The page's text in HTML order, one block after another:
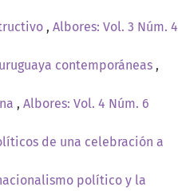
, Albores: Vol. 3 Núm. 4
contemporáneas ,
, Albores: Vol. 4 Núm. 6
de una celebración a
político y la